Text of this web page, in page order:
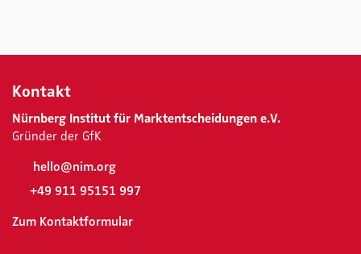
Kontakt
Nürnberg Institut für Marktentscheidungen e.V.
Gründer der GfK
hello@nim.org
+49 911 95151 997
Zum Kontaktformular